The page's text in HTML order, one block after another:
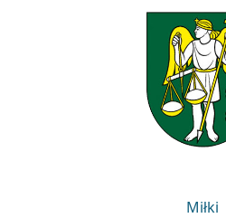
Leśnica
Miłki